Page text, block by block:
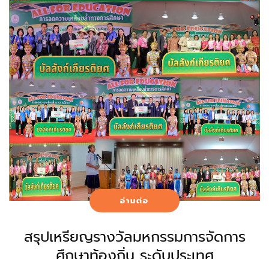
อ่านต่อ
สรุปเหรียญรางวัลมหกรรมการจัดการ